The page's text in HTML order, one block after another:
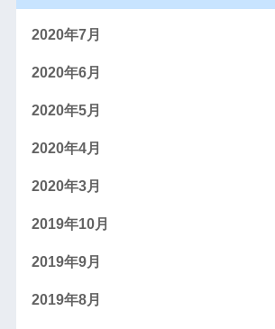
2020年7月
2020年6月
2020年5月
2020年4月
2020年3月
2019年10月
2019年9月
2019年8月